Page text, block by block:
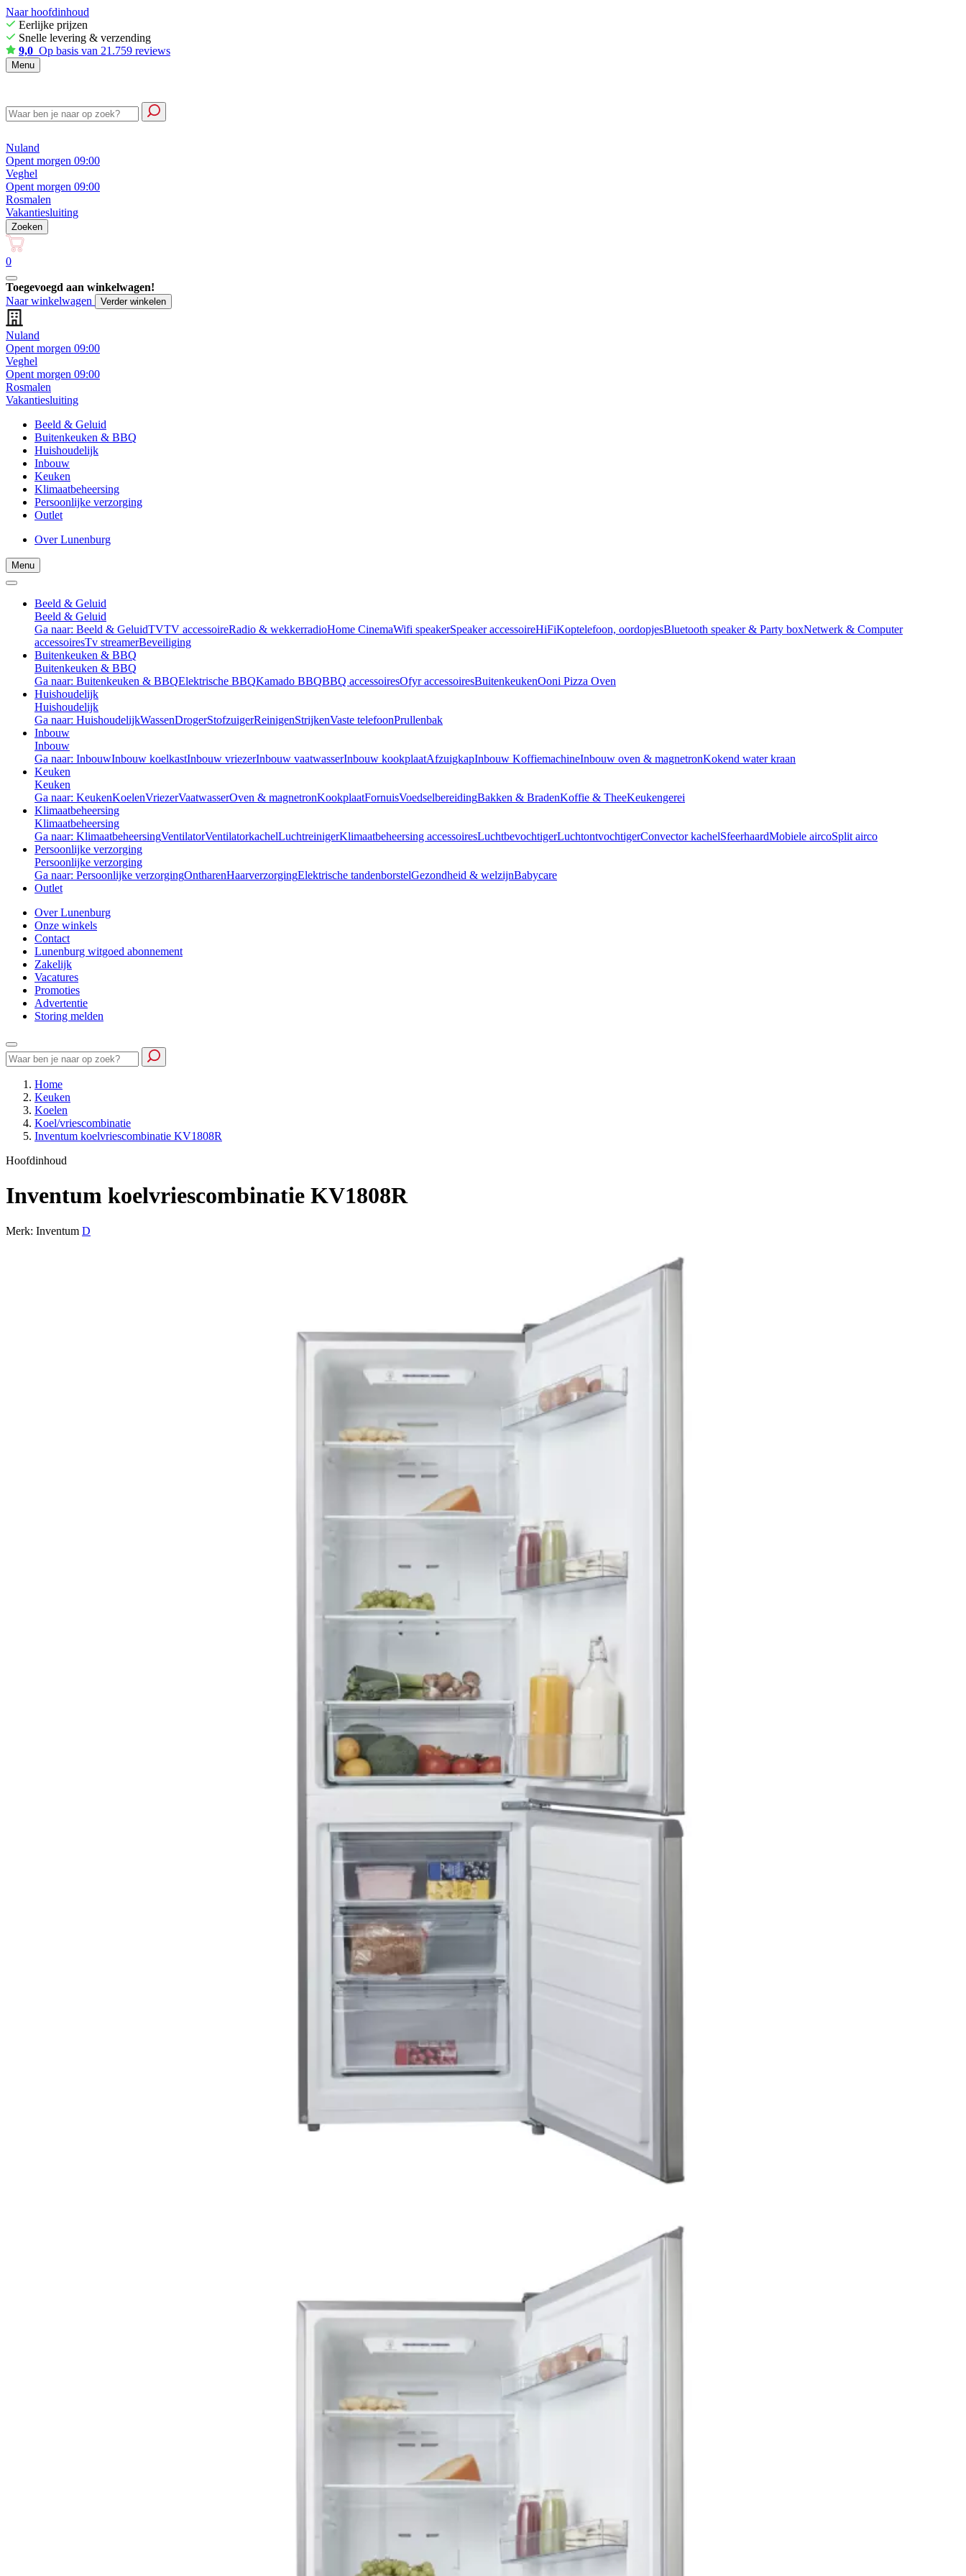
Naar hoofdinhoud
Eerlijke prijzen
Snelle levering & verzending
9,0 Op basis van 21.759 reviews
Menu
Nuland
Opent morgen 09:00
Veghel
Opent morgen 09:00
Rosmalen
Vakantiesluiting
Zoeken
0
Toegevoegd aan winkelwagen!
Naar winkelwagen
Verder winkelen
Nuland
Opent morgen 09:00
Veghel
Opent morgen 09:00
Rosmalen
Vakantiesluiting
Beeld & Geluid
Buitenkeuken & BBQ
Huishoudelijk
Inbouw
Keuken
Klimaatbeheersing
Persoonlijke verzorging
Outlet
Over Lunenburg
Menu
Beeld & Geluid
Beeld & Geluid
Ga naar: Beeld & GeluidTVTV accessoireRadio & wekkerradioHome CinemaWifi speakerSpeaker accessoireHiFiKoptelefoon, oordopjesBluetooth speaker & Party boxNetwerk & Computer
accessoiresTv streamerBeveiliging
Buitenkeuken & BBQ
Buitenkeuken & BBQ
Ga naar: Buitenkeuken & BBQElektrische BBQKamado BBQBBQ accessoiresOfyr accessoiresBuitenkeukenOoni Pizza Oven
Huishoudelijk
Huishoudelijk
Ga naar: HuishoudelijkWassenDrogerStofzuigerReinigenStrijkenVaste telefoonPrullenbak
Inbouw
Inbouw
Ga naar: InbouwInbouw koelkastInbouw vriezerInbouw vaatwasserInbouw kookplaatAfzuigkapInbouw KoffiemachineInbouw oven & magnetronKokend water kraan
Keuken
Keuken
Ga naar: KeukenKoelenVriezerVaatwasserOven & magnetronKookplaatFornuisVoedselbereidingBakken & BradenKoffie & TheeKeukengerei
Klimaatbeheersing
Klimaatbeheersing
Ga naar: KlimaatbeheersingVentilatorVentilatorkachelLuchtreinigerKlimaatbeheersing accessoiresLuchtbevochtigerLuchtontvochtigerConvector kachelSfeerhaardMobiele aircoSplit airco
Persoonlijke verzorging
Persoonlijke verzorging
Ga naar: Persoonlijke verzorgingOntharenHaarverzorgingElektrische tandenborstelGezondheid & welzijnBabycare
Outlet
Over Lunenburg
Onze winkels
Contact
Lunenburg witgoed abonnement
Zakelijk
Vacatures
Promoties
Advertentie
Storing melden
Home
Keuken
Koelen
Koel/vriescombinatie
Inventum koelvriescombinatie KV1808R
Hoofdinhoud
Inventum koelvriescombinatie KV1808R
Merk: Inventum D